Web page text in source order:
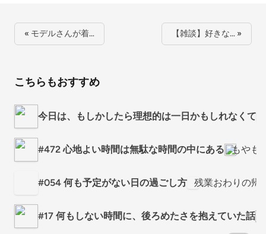
« モデルさんが着… 【雑談】好きな… »
こちらもおすすめ
今日は、もしかしたら理想的は一日かもしれなくて
#472 心地よい時間は無駄な時間の中にある もやも
#054 何も予定がない日の過ごし方 残業おわりの帰
#17 何もしない時間に、後ろめたさを抱えていた話